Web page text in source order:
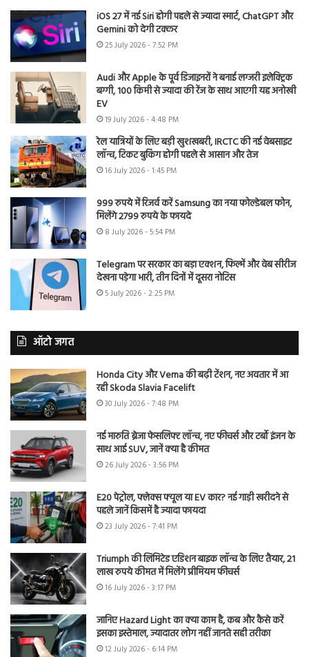
iOS 27 में नई Siri होगी पहले से ज्यादा स्मार्ट, ChatGPT और
Gemini को देगी टक्कर
25 July 2026 - 7:52 PM
Audi और Apple के पूर्व डिजाइनरों ने बनाई लग्जरी इलेक्ट्रिक
बग्गी, 100 किमी से ज्यादा की रेंज के साथ आएगी यह अनोखी
EV
19 July 2026 - 4:48 PM
रेल यात्रियों के लिए बड़ी खुशखबरी, IRCTC की नई वेबसाइट
लॉन्च, टिकट बुकिंग होगी पहले से आसान और तेज
16 July 2026 - 1:45 PM
999 रुपये में रिजर्व करें Samsung का नया फोल्डेबल फोन,
मिलेंगे 2799 रुपये के फायदे
8 July 2026 - 5:54 PM
Telegram पर सरकार का बड़ा एक्शन, फिल्में और वेब सीरीज
देखना पड़ेगा भारी, तीन दिनों में दूसरा नोटिस
5 July 2026 - 2:25 PM
ऑटो जगत
Honda City और Verna की बढ़ी टेंशन, नए अवतार में आ
रही Skoda Slavia Facelift
30 July 2026 - 7:48 PM
नई मारुति ब्रेजा फेसलिफ्ट लॉन्च, नए फीचर्स और टर्बो इंजन के
साथ आई SUV, जानें क्या है कीमत
26 July 2026 - 3:56 PM
E20 पेट्रोल, फ्लेक्स फ्यूल या EV कार? नई गाड़ी खरीदने से
पहले जानें किसमें है ज्यादा फायदा
23 July 2026 - 7:41 PM
Triumph की लिमिटेड एडिशन बाइक लॉन्च के लिए तैयार, 21
लाख रुपये कीमत में मिलेंगे प्रीमियम फीचर्स
16 July 2026 - 3:17 PM
जानिए Hazard Light का क्या काम है, कब और कैसे करें
इसका इस्तेमाल, ज्यादातर लोग नहीं जानते सही तरीका
12 July 2026 - 6:14 PM